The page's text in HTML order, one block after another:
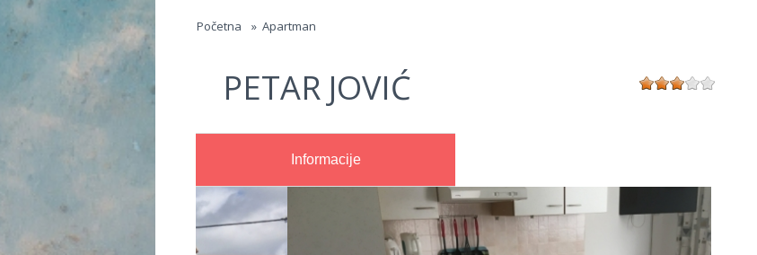
Jump to navigation
Početna » Apartman
PETAR JOVIĆ
Informacije